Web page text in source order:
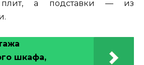
плит, а подставки — из
шкафа,